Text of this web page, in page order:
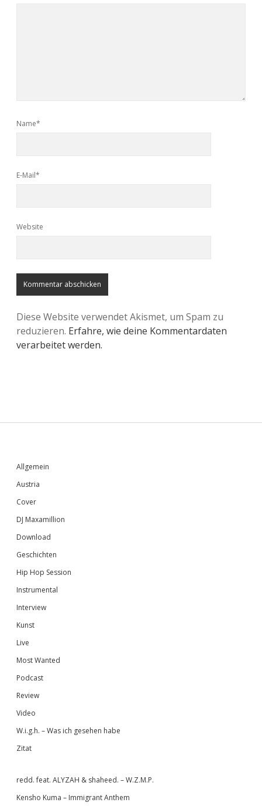
Name*
E-Mail*
Website
Diese Website verwendet Akismet, um Spam zu
reduzieren. Erfahre, wie deine Kommentardaten
verarbeitet werden.
Sidebar
Allgemein
Austria
Cover
DJ Maxamillion
Download
Geschichten
Hip Hop Session
Instrumental
Interview
Kunst
Live
Most Wanted
Podcast
Review
Video
W.i.g.h. – Was ich gesehen habe
Zitat
redd. feat. ALYZAH & shaheed. – W.Z.M.P.
Kensho Kuma – Immigrant Anthem